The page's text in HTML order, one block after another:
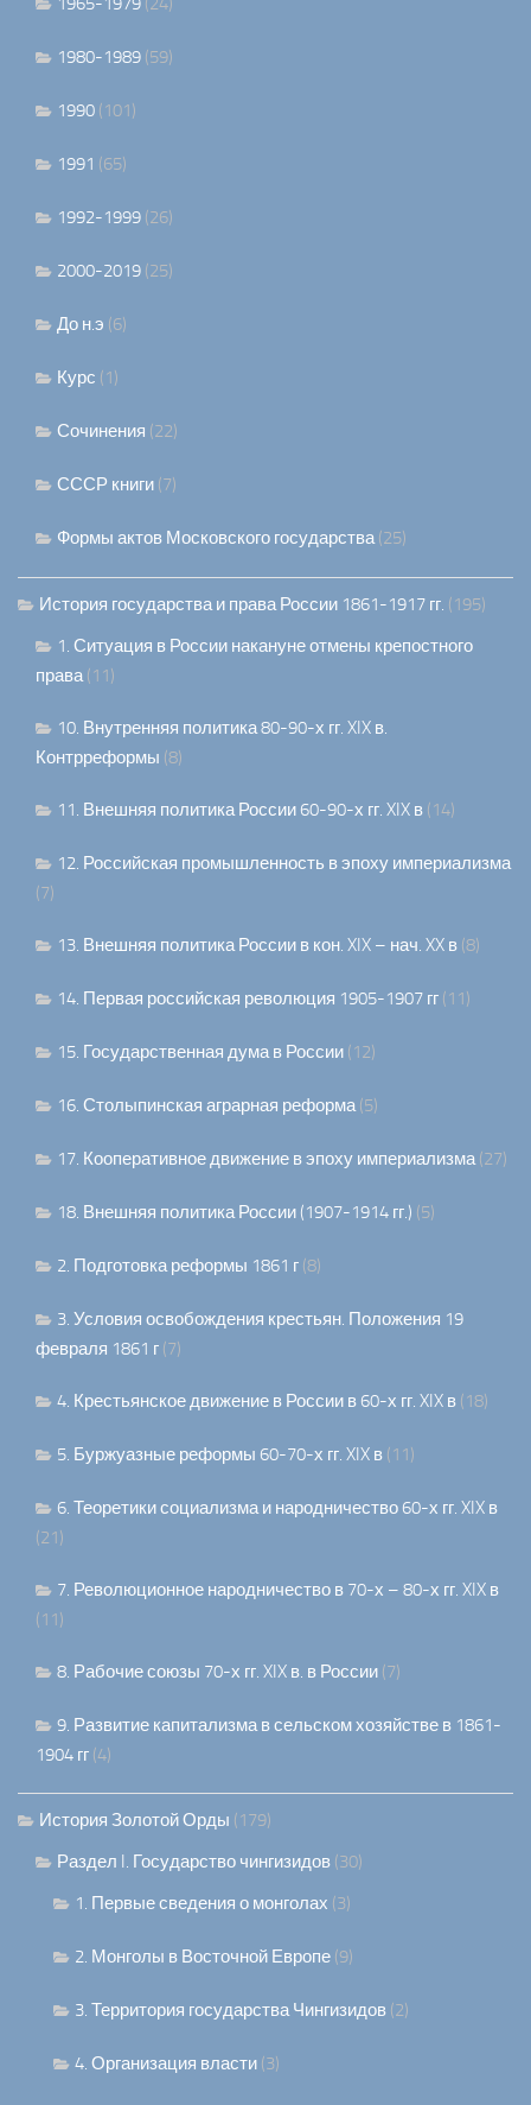
1980-1989 (59)
1990 (101)
1991 (65)
1992-1999 (26)
2000-2019 (25)
До н.э (6)
Курс (1)
Сочинения (22)
СССР книги (7)
Формы актов Московского государства(25)
История государства и права России 1861-1917 гг. (195)
1. Ситуация в России накануне отмены крепостного
права(11)
10. Внутренняя политика 80-90-х гг. XIX в.
Контрреформы (8)
11. Внешняя политика России 60-90-х гг. XIX в (14)
12. Российская промышленность в эпоху империализма
(7)
13. Внешняя политика России в кон. XIX – нач. XX в (8)
14. Первая российская революция 1905-1907 гг (11)
15. Государственная дума в России (12)
16. Столыпинская аграрная реформа(5)
17. Кооперативное движение в эпоху империализма(27)
18. Внешняя политика России (1907-1914 гг.) (5)
2. Подготовка реформы 1861 г (8)
3. Условия освобождения крестьян. Положения 19
февраля 1861 г (7)
4. Крестьянское движение в России в 60-х гг. XIX в (18)
5. Буржуазные реформы 60-70-х гг. XIX в (11)
6. Теоретики социализма и народничество 60-х гг. XIX в
(21)
7. Революционное народничество в 70-х – 80-х гг. XIX в
(11)
8. Рабочие союзы 70-х гг. XIX в. в России (7)
9. Развитие капитализма в сельском хозяйстве в 1861-
1904 гг (4)
История Золотой Орды (179)
Раздел I. Государство чингизидов (30)
1. Первые сведения о монголах (3)
2. Монголы в Восточной Европе (9)
3. Территория государства Чингизидов (2)
4. Организация власти (3)